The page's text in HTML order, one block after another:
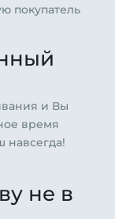
покупатель
и Вы
время
навсегда!
не в